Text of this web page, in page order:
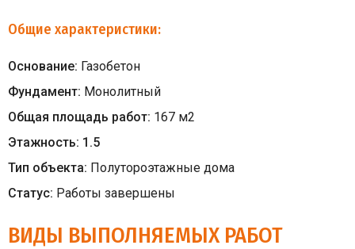
Общие характеристики:
Основание: Газобетон
Фундамент: Монолитный
Общая площадь работ: 167 м2
Этажность: 1.5
Тип объекта: Полутороэтажные дома
Статус: Работы завершены
ВИДЫ ВЫПОЛНЯЕМЫХ РАБОТ